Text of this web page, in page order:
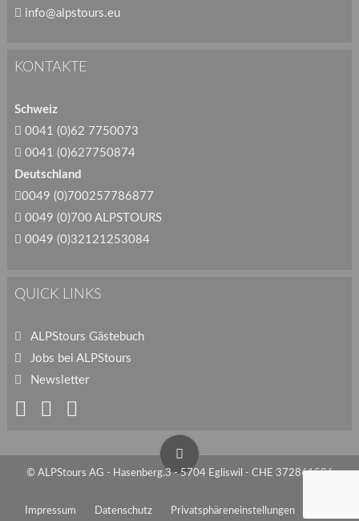
info@alpstours.eu
KONTAKTE
Schweiz
0041 (0)62 7750073
0041 (0)627750874
Deutschland
0049 (0)700257786877
0049 (0)700 ALPSTOURS
0049 (0)32121253084
QUICK LINKS
ALPStours Gästebuch
Jobs bei ALPStours
Newsletter
© ALPStours AG - Hasenberg.3 - 5704 Egliswil - CHE 372861586
Impressum Datenschutz Privatsphäreneinstellungen